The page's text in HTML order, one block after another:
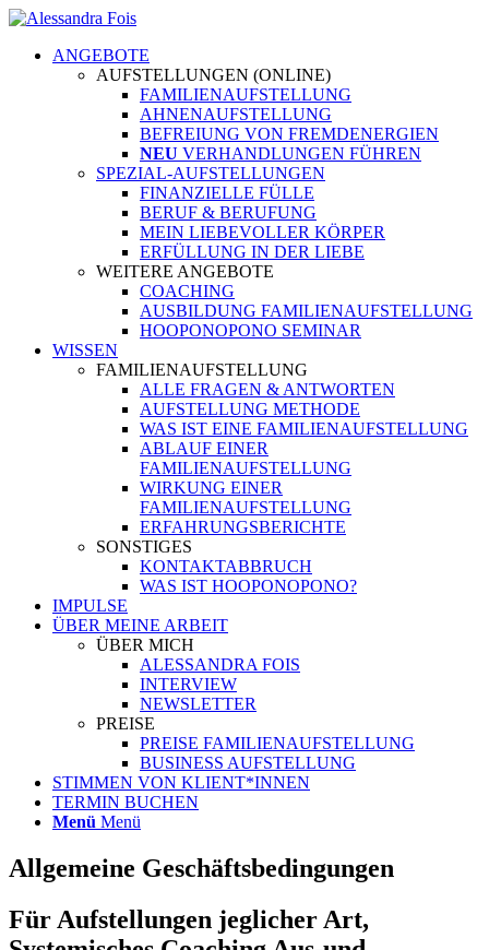
ANGEBOTE
AUFSTELLUNGEN (ONLINE)
FAMILIENAUFSTELLUNG
AHNENAUFSTELLUNG
BEFREIUNG VON FREMDENERGIEN
NEU VERHANDLUNGEN FÜHREN
SPEZIAL-AUFSTELLUNGEN
FINANZIELLE FÜLLE
BERUF & BERUFUNG
MEIN LIEBEVOLLER KÖRPER
ERFÜLLUNG IN DER LIEBE
WEITERE ANGEBOTE
COACHING
AUSBILDUNG FAMILIENAUFSTELLUNG
HOOPONOPONO SEMINAR
WISSEN
FAMILIENAUFSTELLUNG
ALLE FRAGEN & ANTWORTEN
AUFSTELLUNG METHODE
WAS IST EINE FAMILIENAUFSTELLUNG
ABLAUF EINER
FAMILIENAUFSTELLUNG
WIRKUNG EINER
FAMILIENAUFSTELLUNG
ERFAHRUNGSBERICHTE
SONSTIGES
KONTAKTABBRUCH
WAS IST HOOPONOPONO?
IMPULSE
ÜBER MEINE ARBEIT
ÜBER MICH
ALESSANDRA FOIS
INTERVIEW
NEWSLETTER
PREISE
PREISE FAMILIENAUFSTELLUNG
BUSINESS AUFSTELLUNG
STIMMEN VON KLIENT*INNEN
TERMIN BUCHEN
Menü Menü
Allgemeine Geschäftsbedingungen
Für Aufstellungen jeglicher Art,